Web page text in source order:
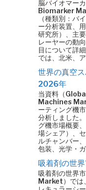
脳バイオマー
Biomarker
（種類別：バ
ー分析装置、
研究所）、主
レーヤーの動
目について詳
では、北米、
世界の真空
2026年
当資料（
Machines
ーティング機
分析しました
グ機市場概要
場シェア）、
ルチャンバー
包装、光学・
吸着剤の世
吸着剤の世界
Market）では